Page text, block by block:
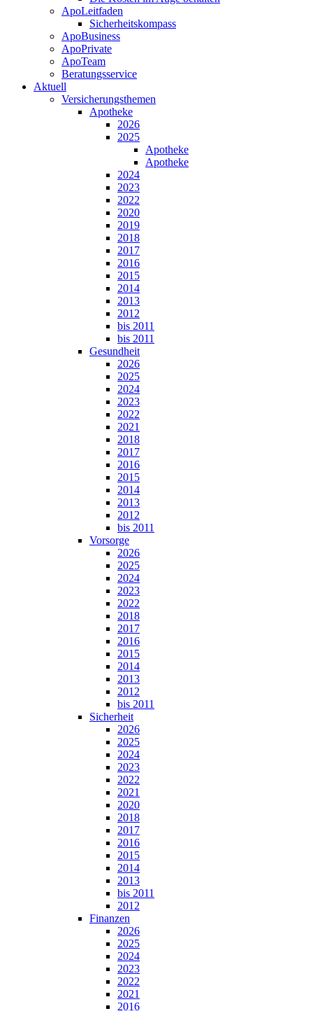
ApoLeitfaden
Sicherheitskompass
ApoBusiness
ApoPrivate
ApoTeam
Beratungsservice
Aktuell
Versicherungsthemen
Apotheke
2026
2025
Apotheke
Apotheke
2024
2023
2022
2020
2019
2018
2017
2016
2015
2014
2013
2012
bis 2011
bis 2011
Gesundheit
2026
2025
2024
2023
2022
2021
2018
2017
2016
2015
2014
2013
2012
bis 2011
Vorsorge
2026
2025
2024
2023
2022
2018
2017
2016
2015
2014
2013
2012
bis 2011
Sicherheit
2026
2025
2024
2023
2022
2021
2020
2018
2017
2016
2015
2014
2013
bis 2011
2012
Finanzen
2026
2025
2024
2023
2022
2021
2016